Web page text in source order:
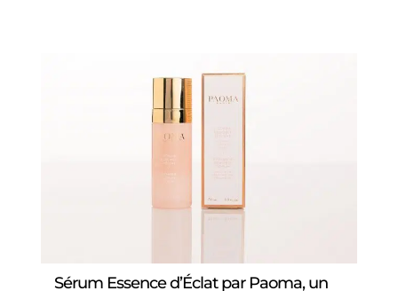
Sérum Essence d’Éclat par Paoma, un